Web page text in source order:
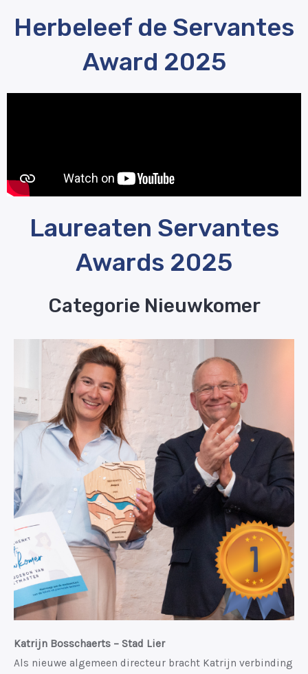
Herbeleef de Servantes
Award 2025
Laureaten Servantes
Awards 2025
Categorie Nieuwkomer
Katrijn Bosschaerts – Stad Lier
Als nieuwe algemeen directeur bracht Katrijn verbinding